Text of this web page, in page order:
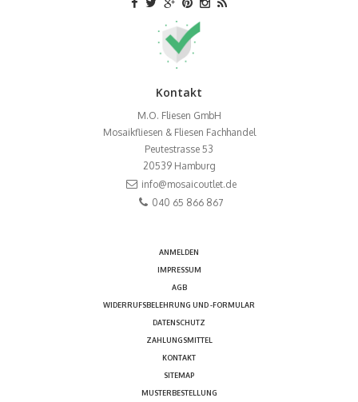
Kontakt
M.O. Fliesen GmbH
Mosaikfliesen & Fliesen Fachhandel
Peutestrasse 53
20539 Hamburg
info@mosaicoutlet.de
040 65 866 867
ANMELDEN
IMPRESSUM
AGB
WIDERRUFSBELEHRUNG UND -FORMULAR
DATENSCHUTZ
ZAHLUNGSMITTEL
KONTAKT
SITEMAP
MUSTERBESTELLUNG